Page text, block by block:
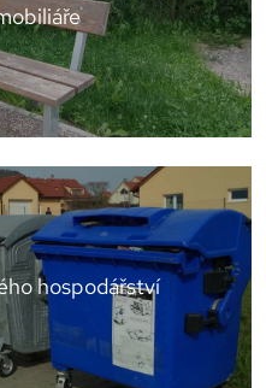
hospodářství